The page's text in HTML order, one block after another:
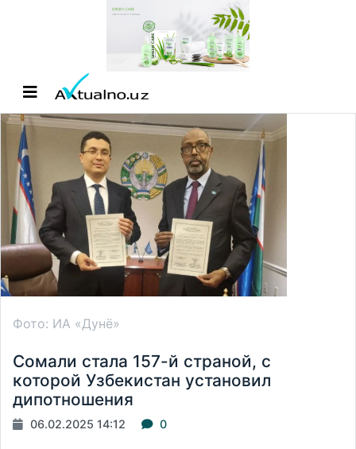
Фото: ИА «Дунё»
Сомали стала 157-й страной, с
которой Узбекистан установил
дипотношения
06.02.2025 14:12 0